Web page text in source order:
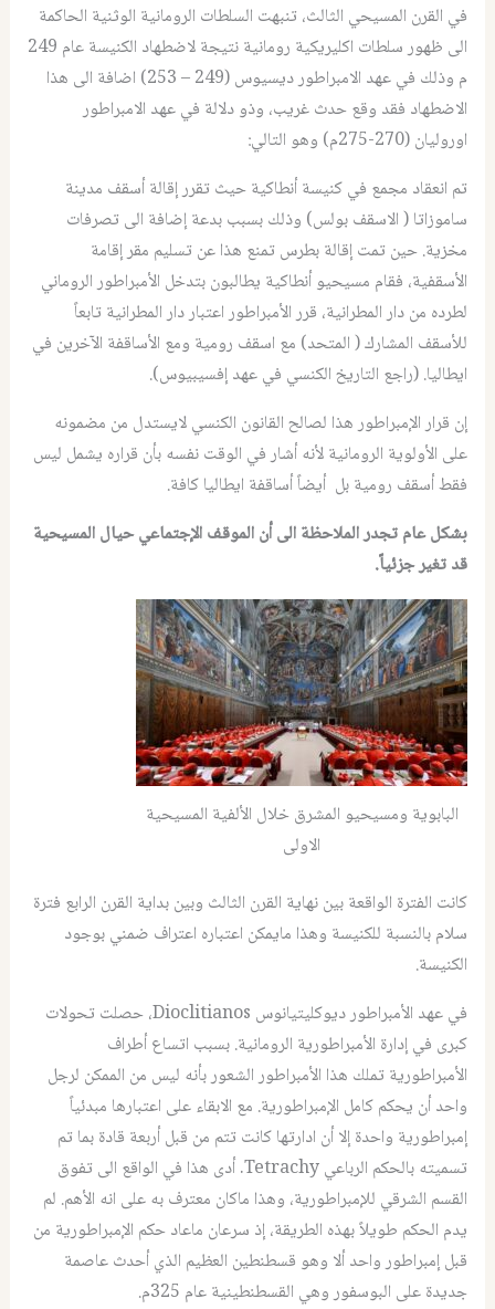
في القرن المسيحي الثالث، تنبهت السلطات الرومانية الوثنية الحاكمة
الى ظهور سلطات اكليريكية رومانية نتيجة لاضطهاد الكنيسة عام 249
م وذلك في عهد الامبراطور ديسيوس (249 – 253) اضافة الى هذا
الاضطهاد فقد وقع حدث غريب، وذو دلالة في عهد الامبراطور
اوروليان (270-275م) وهو التالي:
تم انعقاد مجمع في كنيسة أنطاكية حيث تقرر إقالة أسقف مدينة
ساموزاتا ( الاسقف بولس) وذلك بسبب بدعة إضافة الى تصرفات
مخزية. حين تمت إقالة بطرس تمنع هذا عن تسليم مقر إقامة
الأسقفية، فقام مسيحيو أنطاكية يطالبون بتدخل الأمبراطور الروماني
لطرده من دار المطرانية، قرر الأمبراطور اعتبار دار المطرانية تابعاً
للأسقف المشارك ( المتحد) مع اسقف رومية ومع الأساقفة الآخرين في
ايطاليا. (راجع التاريخ الكنسي في عهد إفسيبيوس).
إن قرار الإمبراطور هذا لصالح القانون الكنسي لايستدل من مضمونه
على الأولوية الرومانية لأنه أشار في الوقت نفسه بأن قراره يشمل ليس
فقط أسقف رومية بل أيضاً أساقفة ايطاليا كافة.
بشكل عام تجدر الملاحظة الى أن الموقف الإجتماعي حيال المسيحية
قد تغير جزئياً.
البابوية ومسيحيو المشرق خلال الألفية المسيحية
الاولى
كانت الفترة الواقعة بين نهاية القرن الثالث وبين بداية القرن الرابع فترة
سلام بالنسبة للكنيسة وهذا مايمكن اعتباره اعتراف ضمني بوجود
الكنيسة.
في عهد الأمبراطور ديوكليتيانوس Dioclitianos، حصلت تحولات
كبرى في إدارة الأمبراطورية الرومانية. بسبب اتساع أطراف
الأمبراطورية تملك هذا الأمبراطور الشعور بأنه ليس من الممكن لرجل
واحد أن يحكم كامل الإمبراطورية. مع الابقاء على اعتبارها مبدئياً
إمبراطورية واحدة إلا أن ادارتها كانت تتم من قبل أربعة قادة بما تم
تسميته بالحكم الرباعي Tetrachy. أدى هذا في الواقع الى تفوق
القسم الشرقي للإمبراطورية، وهذا ماكان معترف به على انه الأهم. لم
يدم الحكم طويلاً بهذه الطريقة، إذ سرعان ماعاد حكم الإمبراطورية من
قبل إمبراطور واحد ألا وهو قسطنطين العظيم الذي أحدث عاصمة
جديدة على البوسفور وهي القسطنطينية عام 325م.